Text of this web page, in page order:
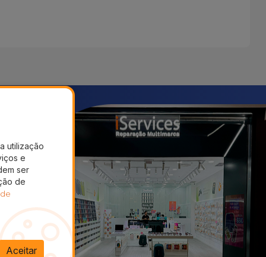
utilização
e
ser
de
Aceitar